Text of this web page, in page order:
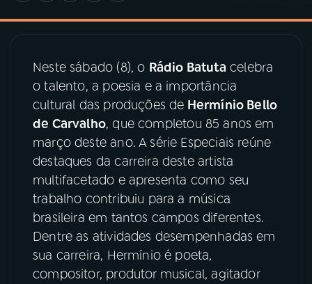
03PROGRAMAÇÃO
04 PROGRAMAS
PODCASTS
06VIDEOCASTS
08 PRÊMIO RÁDIO MEC
Neste sábado (8), o Rádio Batuta celebra
o talento, a poesia e a importância
cultural das produções de Hermínio Bello
de Carvalho, que completou 85 anos em
março deste ano. A série Especiais reúne
destaques da carreira deste artista
multifacetado e apresenta como seu
trabalho contribuiu para a música
brasileira em tantos campos diferentes.
Dentre as atividades desempenhadas em
sua carreira, Hermínio é poeta,
compositor, produtor musical, agitador